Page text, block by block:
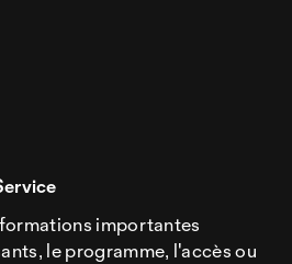
importantes
le programme, l'accès ou